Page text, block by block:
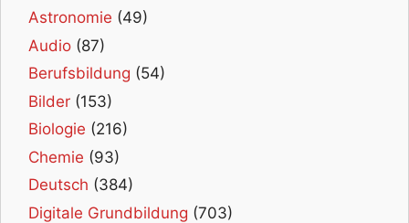
Astronomie (49)
Audio (87)
Berufsbildung (54)
Bilder (153)
Biologie (216)
Chemie (93)
Deutsch (384)
Digitale Grundbildung (703)